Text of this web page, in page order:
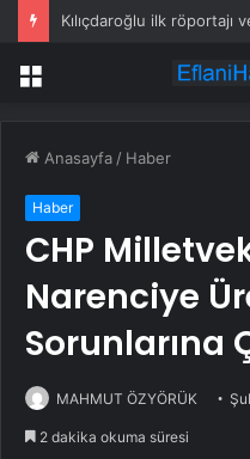
Menü
Anasayfa / Haber
Haber
CHP
Narenciye
Sorunlarına
MAHMUT ÖZYÖRÜK
2 dakika okuma süresi